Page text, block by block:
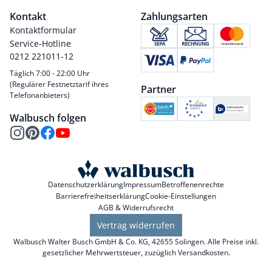
Kontakt
Kontaktformular
Service-Hotline
0212 221011-12
Täglich 7:00 - 22:00 Uhr
(Regulärer Festnetztarif ihres
Telefonanbieters)
Walbusch folgen
Zahlungsarten
Partner
DatenschutzerklärungImpressumBetroffenenrechte
BarrierefreiheitserklärungCookie-Einstellungen
AGB & Widerrufsrecht
Vertrag widerrufen
Walbusch Walter Busch GmbH & Co. KG, 42655 Solingen. Alle Preise inkl.
gesetzlicher Mehrwertsteuer, zuzüglichVersandkosten.